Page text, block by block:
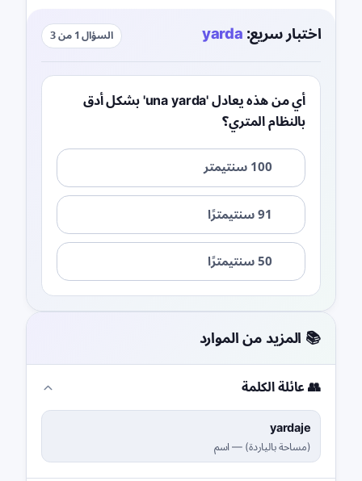
اختبار سريع:yarda السؤال 1 من 3
أي من هذه يعادل 'una yarda' بشكل أدق
بالنظام المتري؟
100 سنتيمتر
91 سنتيمترًا
50 سنتيمترًا
📚 المزيد من الموارد
👥 عائلة الكلمة
yardaje
(مساحة بالياردة)
—اسم